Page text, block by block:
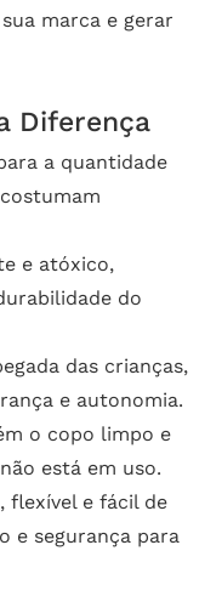
marca e gerar
Diferença
a quantidade
e atóxico,
do
das crianças,
e autonomia.
o copo limpo e
está em uso.
flexível e fácil de
e segurança para